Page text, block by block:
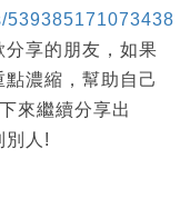
539385171073438
享的朋友，如果
濃縮，幫助自己
來繼續分享出
別人!